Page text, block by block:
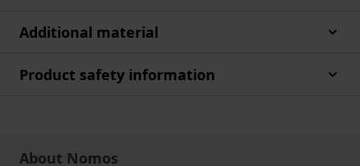
Additional material
Product safety information
About Nomos